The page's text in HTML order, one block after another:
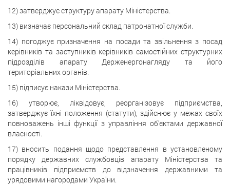
12) затверджує структуру апарату Міністерства.
13) визначає персональний склад патронатної служби.
14) погоджує призначення на посади та звільнення з посад
керівників та заступників керівників самостійних структурних
підрозділів апарату Держенергонагляду та його
територіальних органів.
15) підписує накази Міністерства.
16) утворює, ліквідовує, реорганізовує підприємства,
затверджує їхні положення (статути), здійснює у межах своїх
повноважень інші функції з управління об'єктами державної
власності.
17) вносить подання щодо представлення в установленому
порядку державних службовців апарату Міністерства та
працівників підприємств до відзначення державними та
урядовими нагородами України.